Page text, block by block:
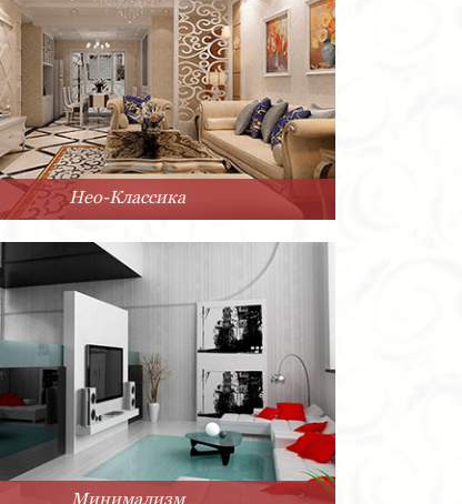
Нео-Классика
Минимализм